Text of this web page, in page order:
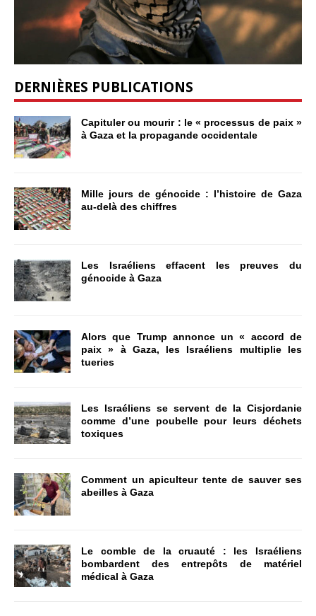
DERNIÈRES PUBLICATIONS
Capituler ou mourir : le « processus de paix »
à Gaza et la propagande occidentale
Mille jours de génocide : l’histoire de Gaza
au-delà des chiffres
Les Israéliens effacent les preuves du
génocide à Gaza
Alors que Trump annonce un « accord de
paix » à Gaza, les Israéliens multiplie les
tueries
Les Israéliens se servent de la Cisjordanie
comme d’une poubelle pour leurs déchets
toxiques
Comment un apiculteur tente de sauver ses
abeilles à Gaza
Le comble de la cruauté : les Israéliens
bombardent des entrepôts de matériel
médical à Gaza